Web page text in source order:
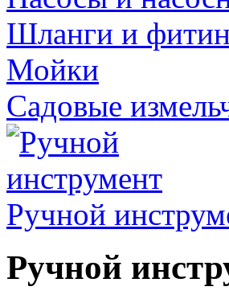
Шланги и
Мойки
Садовые
Ручной
Ручной